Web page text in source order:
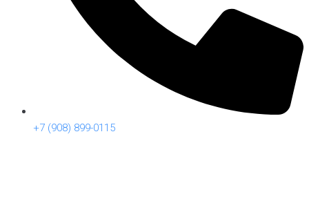
+7 (908) 899-0115